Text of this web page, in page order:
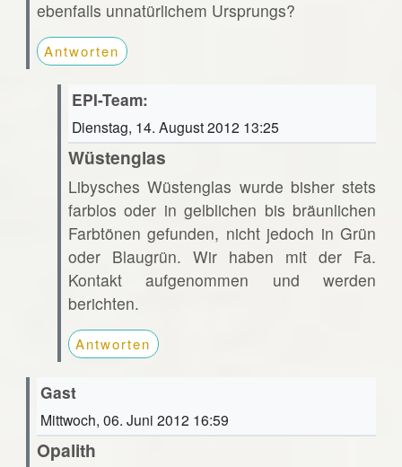
ebenfalls unnatürlichem Ursprungs?
Antworten
EPI-Team:
Dienstag, 14. August 2012 13:25
Wüstenglas
Libysches Wüstenglas wurde bisher stets
farblos oder in gelblichen bis bräunlichen
Farbtönen gefunden, nicht jedoch in Grün
oder Blaugrün. Wir haben mit der Fa.
Kontakt aufgenommen und werden
berichten.
Antworten
Gast
Mittwoch, 06. Juni 2012 16:59
Opalith